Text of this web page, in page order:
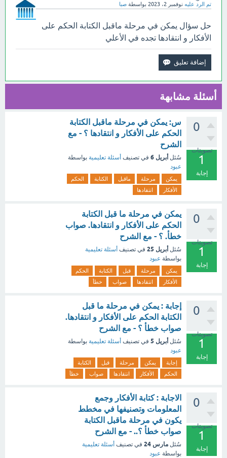
تم الرد عليه نوفمبر 2، 2023 بواسطة صبا
حل سؤال يمكن في مرحلة ماقبل الكتابة الحكم على
الأفكار و انتقادها تجده في الأعلي
أسئلة مشابهة
0
تصويتات
1
إجابة
س: يمكن في مرحلة ماقبل الكتابة
الحكم على الأفكار و انتقادها ؟ - مع
الشرح
سُئل أبريل 6 في تصنيف أسئلة تعليمية بواسطة
عبود
يمكن مرحلة ماقبل الكتابة
الحكم
الأفكار
انتقادها
0
تصويتات
1
إجابة
يمكن في مرحلة ما قبل الكتابة
الحكم على الأفكار و انتقادها. صواب
خطأ. ؟ - مع الشرح
سُئل أبريل 25 في تصنيف أسئلة تعليمية
بواسطة عبود
يمكن مرحلة قبل الكتابة
الحكم
الأفكار
انتقادها صواب خطأ
0
تصويتات
1
إجابة
إجابة : يمكن في مرحلة ما قبل
الكتابة الحكم على الأفكار و انتقادها.
صواب خطأ ؟ - مع الشرح
سُئل أبريل 5 في تصنيف أسئلة تعليمية بواسطة
عبود
إجابة يمكن مرحلة قبل
الكتابة
الحكم
الأفكار انتقادها صواب خطأ
0
تصويتات
1
إجابة
الاجابة : كتابة الأفكار وجمع
المعلومات وتصنيفها في مخطط
يكون في مرحلة ماقبل الكتابة
صواب خطأ ؟.. - مع الشرح
سُئل مارس 24 في تصنيف أسئلة تعليمية
بواسطة عبود